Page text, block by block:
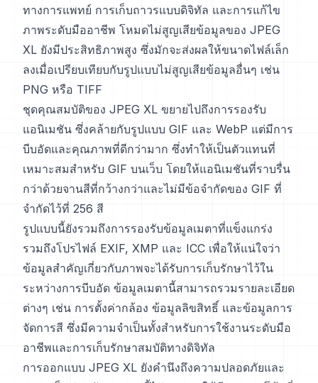
ทางการแพทย์ การเก็บถาวรแบบดิจิทัล และการแก้ไข
ภาพระดับมืออาชีพ โหมดไม่สูญเสียข้อมูลของ JPEG
XL ยังมีประสิทธิภาพสูง ซึ่งมักจะส่งผลให้ขนาดไฟล์เล็ก
ลงเมื่อเปรียบเทียบกับรูปแบบไม่สูญเสียข้อมูลอื่นๆ เช่น
PNG หรือ TIFF
ชุดคุณสมบัติของ JPEG XL ขยายไปถึงการรองรับ
แอนิเมชัน ซึ่งคล้ายกับรูปแบบ GIF และ WebP แต่มีการ
บีบอัดและคุณภาพที่ดีกว่ามาก ซึ่งทำให้เป็นตัวแทนที่
เหมาะสมสำหรับ GIF บนเว็บ โดยให้แอนิเมชันที่ราบรื่น
กว่าด้วยจานสีที่กว้างกว่าและไม่มีข้อจำกัดของ GIF ที่
จำกัดไว้ที่ 256 สี
รูปแบบนี้ยังรวมถึงการรองรับข้อมูลเมตาที่แข็งแกร่ง
รวมถึงโปรไฟล์ EXIF, XMP และ ICC เพื่อให้แน่ใจว่า
ข้อมูลสำคัญเกี่ยวกับภาพจะได้รับการเก็บรักษาไว้ใน
ระหว่างการบีบอัด ข้อมูลเมตานี้สามารถรวมรายละเอียด
ต่างๆ เช่น การตั้งค่ากล้อง ข้อมูลลิขสิทธิ์ และข้อมูลการ
จัดการสี ซึ่งมีความจำเป็นทั้งสำหรับการใช้งานระดับมือ
อาชีพและการเก็บรักษาสมบัติทางดิจิทัล
การออกแบบ JPEG XL ยังคำนึงถึงความปลอดภัยและ